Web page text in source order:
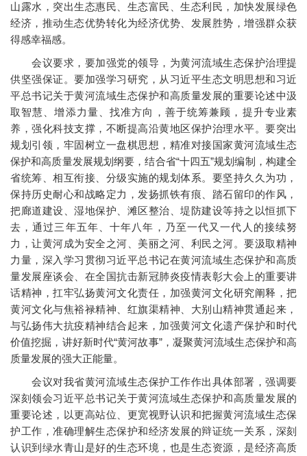
山露水，突出生态惠民、生态富民、生态利民，加快发展绿色
经济，推动生态优势转化为经济优势、发展胜势，增强群众获
得感幸福感。
会议要求，要加强党的领导，为黄河流域生态保护治理提
供坚强保证。要加强学习研究，从习近平生态文明思想和习近
平总书记关于黄河流域生态保护和高质量发展的重要论述中汲
取智慧、增添力量、找准方向，善于统筹兼顾，提升专业素
养，强化科技支撑，不断提高沿黄地区保护治理水平。要突出
规划引领，牢固树立一盘棋思想，精准对接国家黄河流域生态
保护和高质量发展规划纲要，结合省“十四五”规划编制，构建全
省统筹、相互衔接、分级实施的规划体系。要坚持久久为功，
保持历史耐心和战略定力，发扬抓铁有痕、踏石留印的作风，
把廊道建设、湿地保护、滩区整治、堤防建设等持之以恒抓下
去，通过三年五年、十年八年，乃至一代又一代人的接续努
力，让黄河成为安全之河、美丽之河、利民之河。要汲取精神
力量，深入学习贯彻习近平总书记在黄河流域生态保护和高质
量发展座谈会、在全国抗击新冠肺炎疫情表彰大会上的重要讲
话精神，扛牢弘扬黄河文化责任，加强黄河文化研究阐释，把
黄河文化与焦裕禄精神、红旗渠精神、大别山精神贯通起来，
与弘扬伟大抗疫精神结合起来，加强黄河文化遗产保护和时代
价值挖掘，讲好新时代“黄河故事”，凝聚黄河流域生态保护和高
质量发展的强大正能量。
会议对我省黄河流域生态保护工作作出具体部署，强调要
深刻领会习近平总书记关于黄河流域生态保护和高质量发展的
重要论述，以更高站位、更宽视野认识和把握黄河流域生态保
护工作，准确理解生态保护和经济发展的辩证统一关系，深刻
认识到绿水青山是好的生态环境，也是生态资源，是经济高质